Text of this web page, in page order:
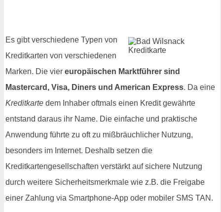
Es gibt verschiedene Typen von
Kreditkarten von verschiedenen
Marken. Die vier europäischen Marktführer sind
Mastercard, Visa, Diners und American Express. Da eine
Kreditkarte dem Inhaber oftmals einen Kredit gewährte
entstand daraus ihr Name. Die einfache und praktische
Anwendung führte zu oft zu mißbräuchlicher Nutzung,
besonders im Internet. Deshalb setzen die
Kreditkartengesellschaften verstärkt auf sichere Nutzung
durch weitere Sicherheitsmerkmale wie z.B. die Freigabe
einer Zahlung via Smartphone-App oder mobiler SMS TAN.